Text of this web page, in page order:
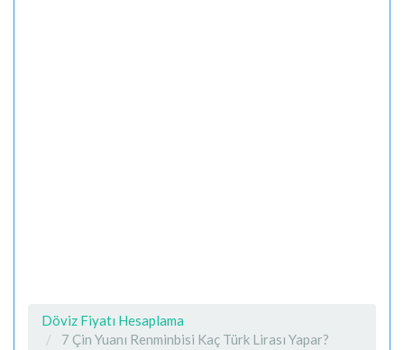
Döviz Fiyatı Hesaplama
7 Çin Yuanı Renminbisi Kaç Türk Lirası Yapar?